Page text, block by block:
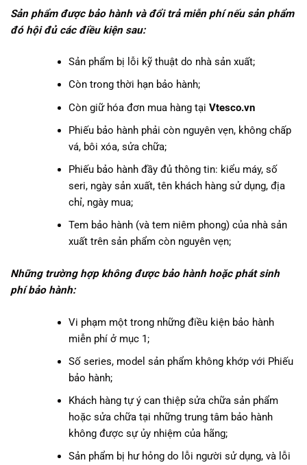
Sản phẩm được bảo hành và đổi trả miễn phí nếu sản phẩm
đó hội đủ các điều kiện sau:
Sản phẩm bị lỗi kỹ thuật do nhà sản xuất;
Còn trong thời hạn bảo hành;
Còn giữ hóa đơn mua hàng tạiVtesco.vn
Phiếu bảo hành phải còn nguyên vẹn, không chấp
vá, bôi xóa, sửa chữa;
Phiếu bảo hành đầy đủ thông tin: kiểu máy, số
seri, ngày sản xuất, tên khách hàng sử dụng, địa
chỉ, ngày mua;
Tem bảo hành (và tem niêm phong) của nhà sản
xuất trên sản phẩm còn nguyên vẹn;
Những trường hợp không được bảo hành hoặc phát sinh
phí bảo hành:
Vi phạm một trong những điều kiện bảo hành
miễn phí ở mục 1;
Số series, model sản phẩm không khớp với Phiếu
bảo hành;
Khách hàng tự ý can thiệp sửa chữa sản phẩm
hoặc sửa chữa tại những trung tâm bảo hành
không được sự ủy nhiệm của hãng;
Sản phẩm bị hư hỏng do lỗi người sử dụng, và lỗi